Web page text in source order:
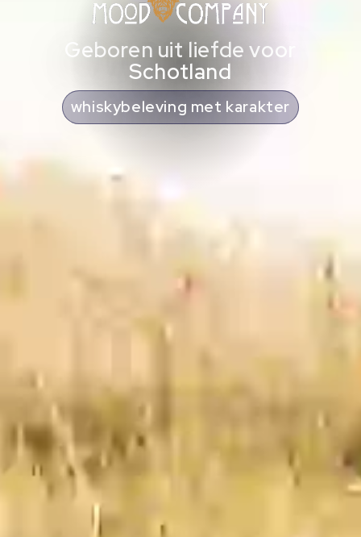
Geboren uit liefde voor
Schotland
cadeaus met Schotse ziel